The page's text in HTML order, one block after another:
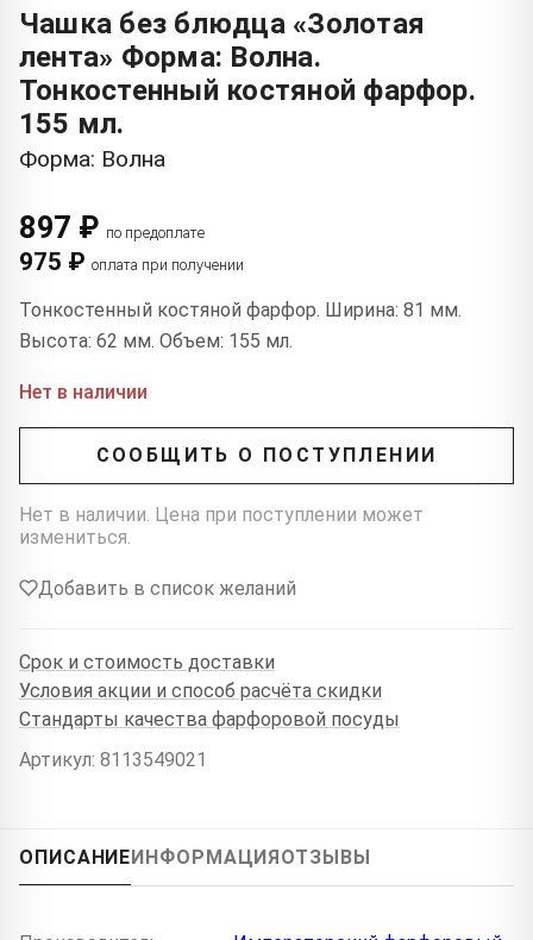
Чашка без блюдца «Золотая
лента» Форма: Волна.
Тонкостенный костяной фарфор.
155 мл.
Форма: Волна
897 ₽ по предоплате
975 ₽ оплата при получении
Тонкостенный костяной фарфор. Ширина: 81 мм.
Высота: 62 мм. Объем: 155 мл.
Нет в наличии
СООБЩИТЬ О ПОСТУПЛЕНИИ
Нет в наличии. Цена при поступлении может
измениться.
Добавить в список желаний
Срок и стоимость доставки
Условия акции и способ расчёта скидки
Стандарты качества фарфоровой посуды
Артикул: 8113549021
ОПИСАНИЕИНФОРМАЦИЯОТЗЫВЫ